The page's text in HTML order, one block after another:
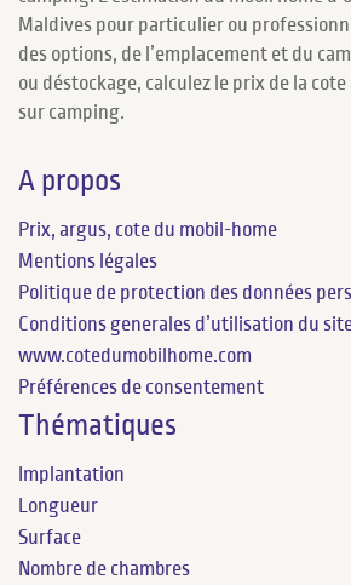
Maldives pour particulier ou
des options, de l’emplacement et du
ou déstockage, calculez le prix de la
sur camping.
A propos
Prix, argus, cote du mobil-home
Mentions légales
Politique de protection des données
Conditions generales d’utilisation du
www.cotedumobilhome.com
Préférences de consentement
Thématiques
Implantation
Longueur
Surface
Nombre de chambres